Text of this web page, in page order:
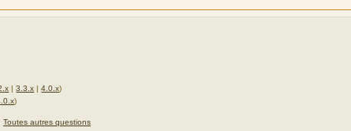
|3.3.x |4.0.x)
)
Toutes autres questions